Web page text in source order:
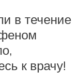
в течение
к врачу!